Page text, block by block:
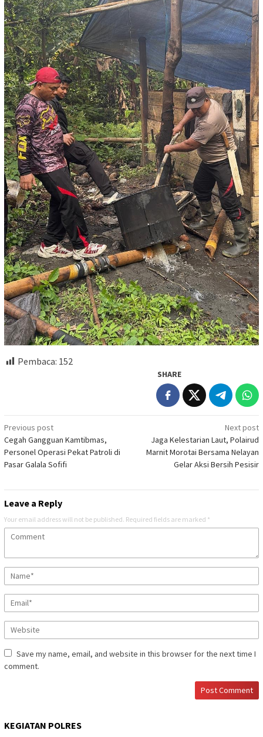
Pembaca: 152
SHARE
Post
navigation
Previous post
Cegah Gangguan Kamtibmas,
Personel Operasi Pekat Patroli di
Pasar Galala Sofifi
Next post
Jaga Kelestarian Laut, Polairud
Marnit Morotai Bersama Nelayan
Gelar Aksi Bersih Pesisir
Leave a Reply
Your email address will not be published. Required fields are marked *
Save my name, email, and website in this browser for the next time I
comment.
KEGIATAN POLRES